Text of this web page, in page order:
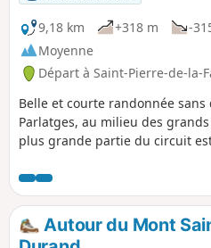
9,18 km
+318 m -
Moyenne
Départ à Saint-Pierre-de-la-
Belle et courte randonnée
Parlatges, au milieu des
plus grande partie du circuit
Autour du Mont